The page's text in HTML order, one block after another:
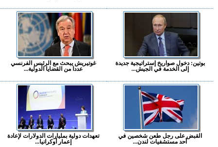
بوتين: دخول صواريخ إستراتيجية جديدة
إلى الخدمة في الجيش...
غوتيريش يبحث مع الرئيس الفرنسي
عددا من القضايا الدولية...
القبض على رجل طعن شخصين في
أحد مستشفيات لندن...
تعهدات دولية بمليارات الدولارات لإعادة
إعمار أوكرانيا...